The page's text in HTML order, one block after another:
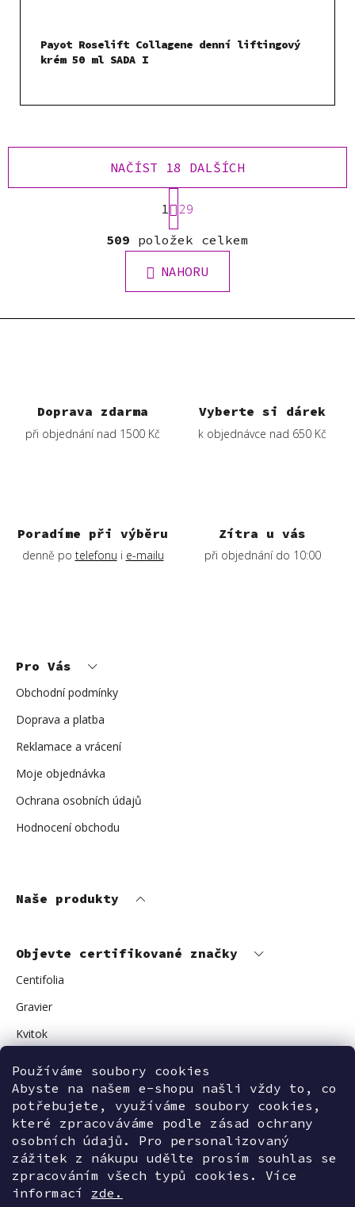
Používáme soubory cookies
Abyste na našem e-shopu našli vždy to, co
potřebujete, využíváme soubory cookies,
které zpracováváme podle zásad ochrany
osobních údajů. Pro personalizovaný
zážitek z nákupu udělte prosím souhlas se
zpracováním všech typů cookies. Více
informací zde.
Payot Roselift Collagene denní liftingový
krém 50 ml SADA I
O
v
á
d
a
NAČÍST 18 DALŠÍCH
S
t
r
á
n
k
á
1
29
509 položek celkem
NAHORU
Doprava zdarma
při objednání nad 1500 Kč
Vyberte si dárek
k objednávce nad 650 Kč
Poradíme při výběru
denně po telefonu i e-mailu
Zítra u vás
při objednání do 10:00
Pro Vás
Obchodní podmínky
Doprava a platba
Reklamace a vrácení
Moje objednávka
Ochrana osobních údajů
Hodnocení obchodu
Naše produkty
Objevte certifikované značky
Centifolia
Gravier
Kvitok
Avant Skincare
Sonnentor
Kontaktujte nás